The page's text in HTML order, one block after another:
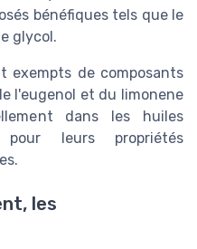
bénéfiques tels que le
glycol.
exempts de composants
l'eugenol et du limonene
dans les huiles
leurs propriétés
les